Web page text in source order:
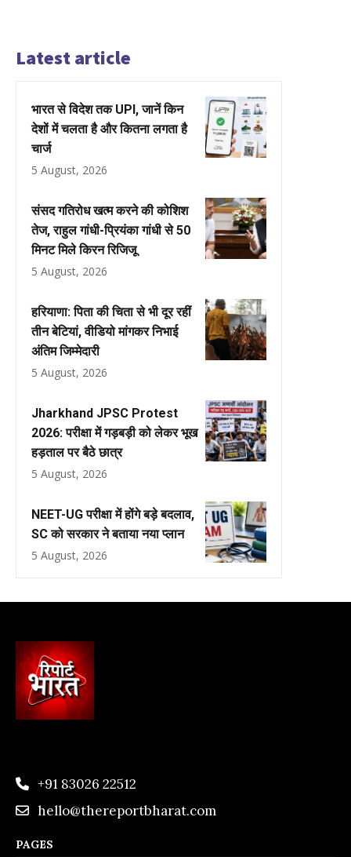
Latest article
भारत से विदेश तक UPI, जानें किन
देशों में चलता है और कितना लगता है
चार्ज
5 August, 2026
संसद गतिरोध खत्म करने की कोशिश
तेज, राहुल गांधी-प्रियंका गांधी से 50
मिनट मिले किरन रिजिजू
5 August, 2026
हरियाणा: पिता की चिता से भी दूर रहीं
तीन बेटियां, वीडियो मांगकर निभाई
अंतिम जिम्मेदारी
5 August, 2026
Jharkhand JPSC Protest
2026: परीक्षा में गड़बड़ी को लेकर भूख
हड़ताल पर बैठे छात्र
5 August, 2026
NEET-UG परीक्षा में होंगे बड़े बदलाव,
SC को सरकार ने बताया नया प्लान
5 August, 2026
+91 83026 22512
hello@thereportbharat.com
PAGES